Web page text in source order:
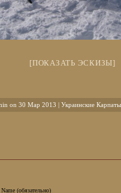
[ПОКАЗАТЬ ЭСКИЗЫ]
on 30 Мар 2013 | Украинские Карпаты
Name (обязательно)